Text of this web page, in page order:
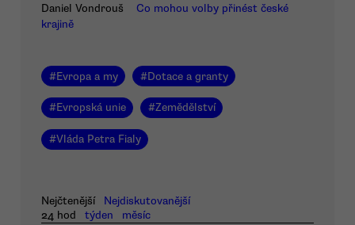
Daniel Vondrouš
Co mohou volby přinést české
krajině
#Evropa a my #Dotace a granty
#Evropská unie #Zemědělství
#Vláda Petra Fialy
Nejčtenější
Nejdiskutovanější
24 hod
týden měsíc